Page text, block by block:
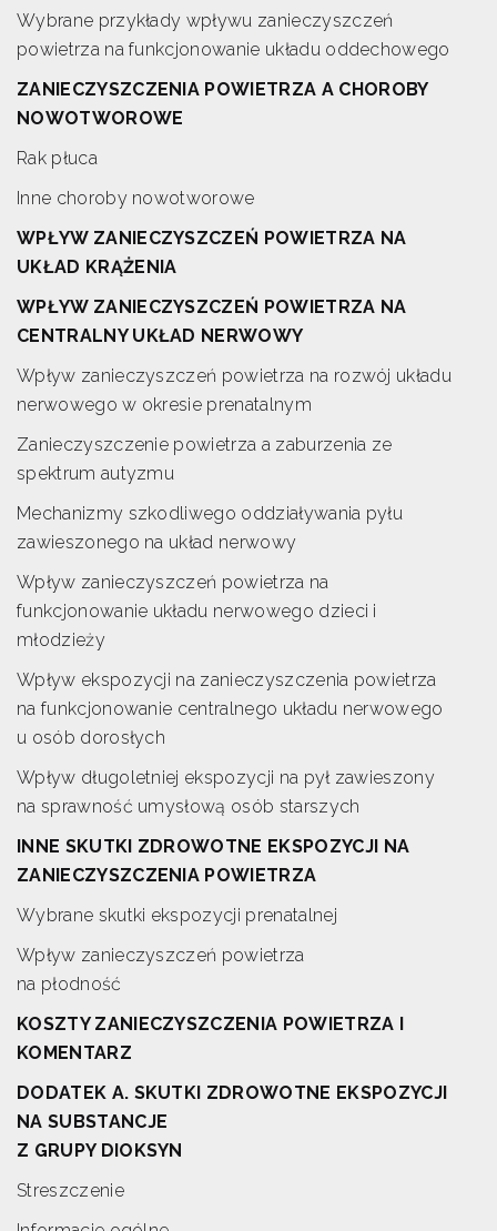
Wybrane przykłady wpływu zanieczyszczeń
powietrza na funkcjonowanie układu oddechowego
ZANIECZYSZCZENIA POWIETRZA A CHOROBY
NOWOTWOROWE
Rak płuca
Inne choroby nowotworowe
WPŁYW ZANIECZYSZCZEŃ POWIETRZA NA
UKŁAD KRĄŻENIA
WPŁYW ZANIECZYSZCZEŃ POWIETRZA NA
CENTRALNY UKŁAD NERWOWY
Wpływ zanieczyszczeń powietrza na rozwój układu
nerwowego w okresie prenatalnym
Zanieczyszczenie powietrza a zaburzenia ze
spektrum autyzmu
Mechanizmy szkodliwego oddziaływania pyłu
zawieszonego na układ nerwowy
Wpływ zanieczyszczeń powietrza na
funkcjonowanie układu nerwowego dzieci i
młodzieży
Wpływ ekspozycji na zanieczyszczenia powietrza
na funkcjonowanie centralnego układu nerwowego
u osób dorosłych
Wpływ długoletniej ekspozycji na pył zawieszony
na sprawność umysłową osób starszych
INNE SKUTKI ZDROWOTNE EKSPOZYCJI NA
ZANIECZYSZCZENIA POWIETRZA
Wybrane skutki ekspozycji prenatalnej
Wpływ zanieczyszczeń powietrza
na płodność
KOSZTY ZANIECZYSZCZENIA POWIETRZA I
KOMENTARZ
DODATEK A. SKUTKI ZDROWOTNE EKSPOZYCJI
NA SUBSTANCJE
Z GRUPY DIOKSYN
Streszczenie